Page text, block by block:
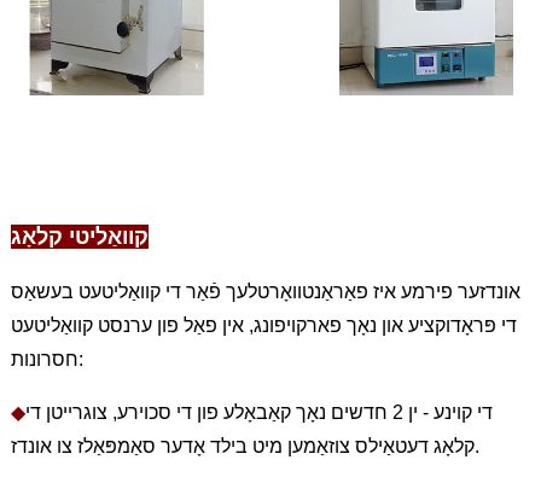
קוואַליטי קלאָג
אונדזער פירמע איז פאַראַנטוואָרטלעך פֿאַר די קוואַליטעט בעשאַס
די פּראָדוקציע און נאָך פארקויפונג, אין פאַל פון ערנסט קוואַליטעט
חסרונות:
◆די קוינע - ין 2 חדשים נאָך קאַבאָלע פון ​​די סכוירע, צוגרייטן די
קלאָג דעטאַילס צוזאַמען מיט בילד אָדער סאַמפּאַלז צו אונדז.